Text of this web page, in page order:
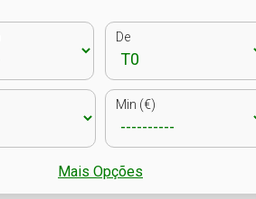
De
Min (€)
Mais Opções